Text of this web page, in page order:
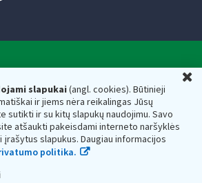
slapukai(angl. cookies). Būtinieji
ir jiems nėra reikalingas Jūsų
sutikti ir su kitų slapukų naudojimu. Savo
atšaukti pakeisdami interneto naršyklės
slapukus. Daugiau informacijos
politika.
ministerijos
asmens kodas — 188659752,
g. 14, 01107 Vilnius, Lietuva, el.paštas:
dėžutės adresas 188659752
mokesčių inspekciją prie Lietuvos
kaupiami ir saugomi Juridinių